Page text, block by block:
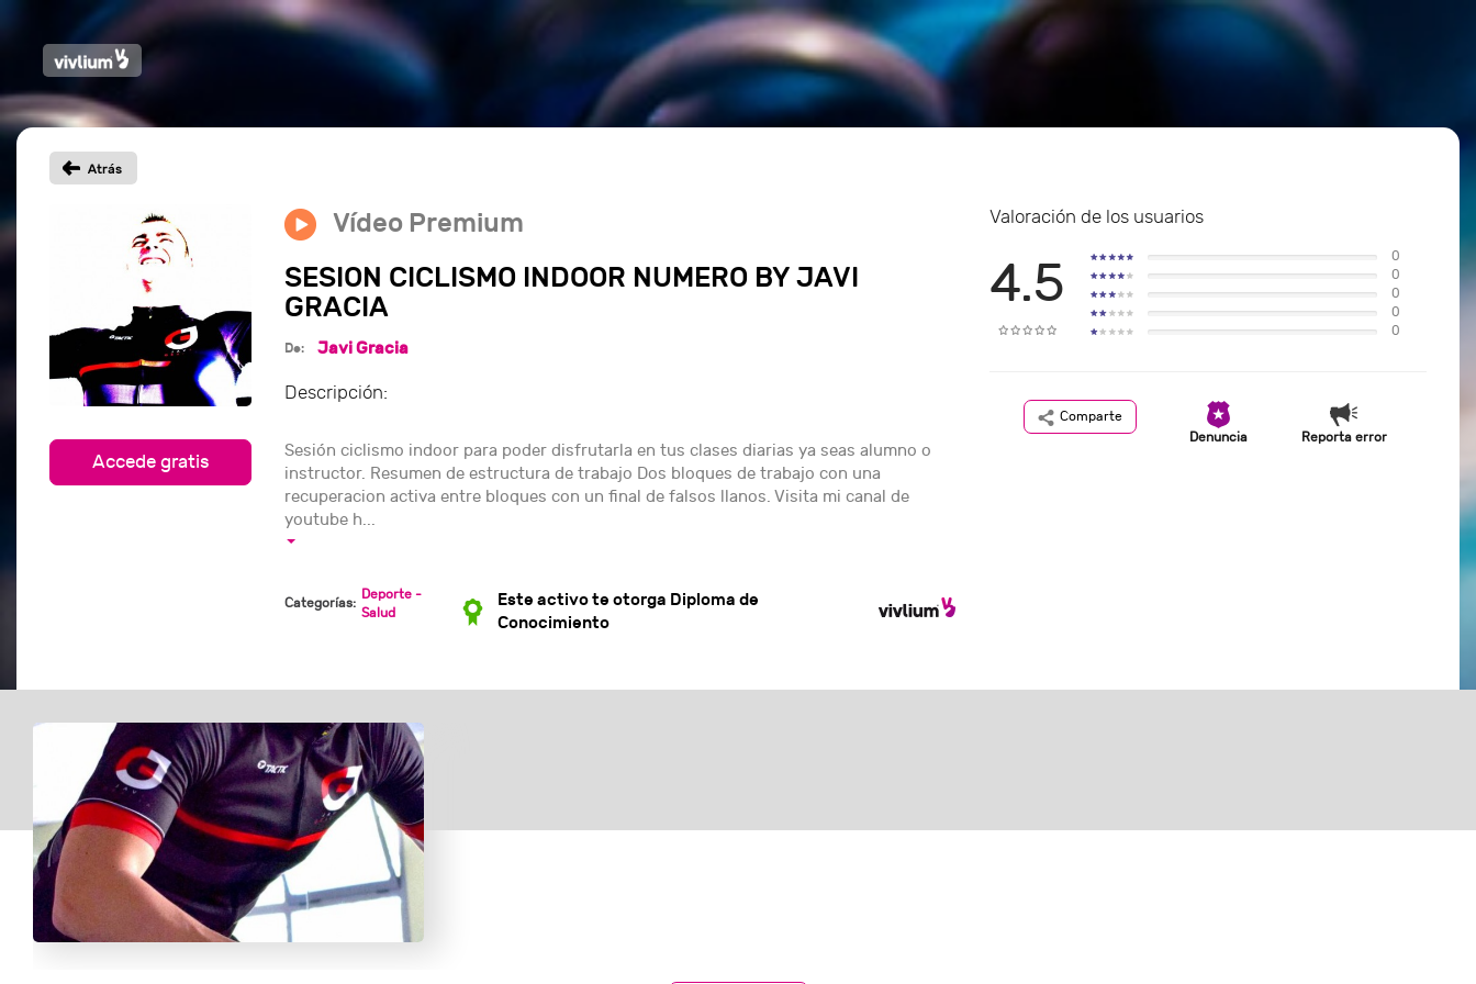
Accede gratis
Vídeo Premium
SESION CICLISMO INDOOR NUMERO BY JAVI
GRACIA
De: Javi Gracia
Descripción:
Sesión ciclismo indoor para poder disfrutarla en tus clases diarias ya seas alumno o
instructor. Resumen de estructura de trabajo Dos bloques de trabajo con una
recuperacion activa entre bloques con un final de falsos llanos. Visita mi canal de
youtube h...
Categorías:
Deporte -
Salud
Este activo te otorga Diploma de
Conocimiento
Valoración de los usuarios
4.5
0
0
0
0
0
Comparte
Denuncia
Reporta error